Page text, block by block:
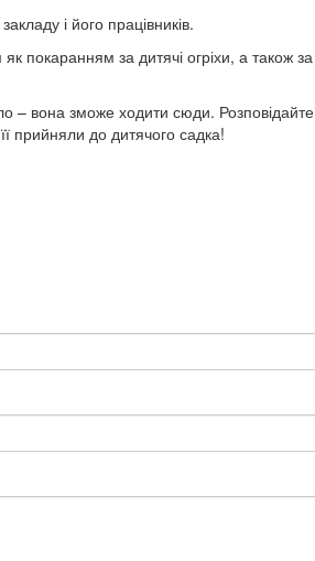
і його працівників.
покаранням за дитячі огріхи, а також за
– вона зможе ходити сюди. Розповідайте
прийняли до дитячого садка!